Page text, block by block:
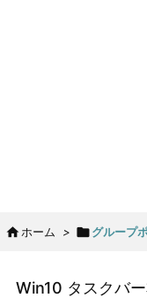
 ホーム > グループ
Win10 タスクバ